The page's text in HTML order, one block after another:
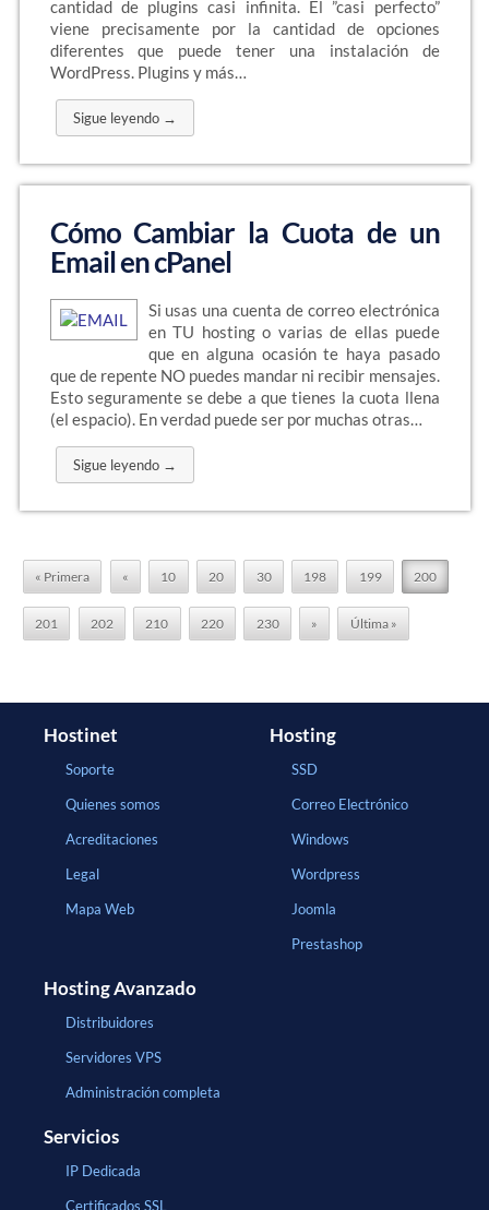
cantidad de plugins casi infinita. El ”casi perfecto”
viene precisamente por la cantidad de opciones
diferentes que puede tener una instalación de
WordPress. Plugins y más…
Sigue leyendo →
Cómo Cambiar la Cuota de un
Email en cPanel
Si usas una cuenta de correo electrónica
en TU hosting o varias de ellas puede
que en alguna ocasión te haya pasado
que de repente NO puedes mandar ni recibir mensajes.
Esto seguramente se debe a que tienes la cuota llena
(el espacio). En verdad puede ser por muchas otras…
Sigue leyendo →
« Primera « 10 20 30 198 199 200
201 202 210 220 230 » Última »
Hostinet
Soporte
Quienes somos
Acreditaciones
Legal
Mapa Web
Hosting
SSD
Correo Electrónico
Windows
Wordpress
Joomla
Prestashop
Hosting Avanzado
Distribuidores
Servidores VPS
Administración completa
Servicios
IP Dedicada
Certificados SSL